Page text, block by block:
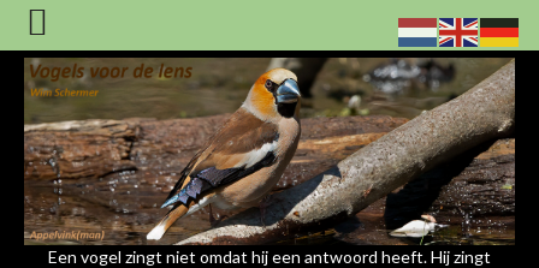
Een vogel zingt niet omdat hij een antwoord heeft. Hij zingt